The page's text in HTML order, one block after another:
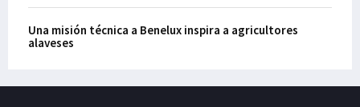
Una misión técnica a Benelux inspira a agricultores
alaveses